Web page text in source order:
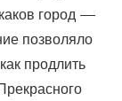
город —
позволяло
продлить